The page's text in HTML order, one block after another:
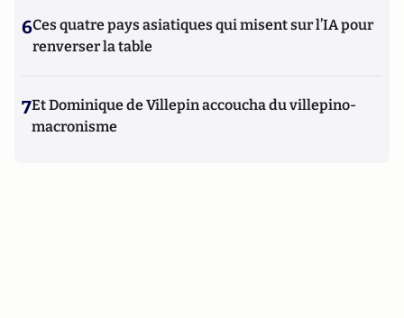
6Ces quatre pays asiatiques qui misent sur l’IA pour
renverser la table
7Et Dominique de Villepin accoucha du villepino-
macronisme